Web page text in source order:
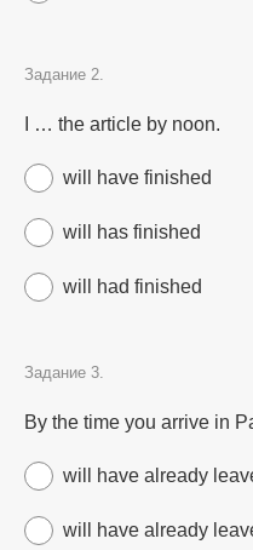
Задание 2.
I … the article by noon.
will have finished
will has finished
will had finished
Задание 3.
By the time you arrive in
will have already
will have already